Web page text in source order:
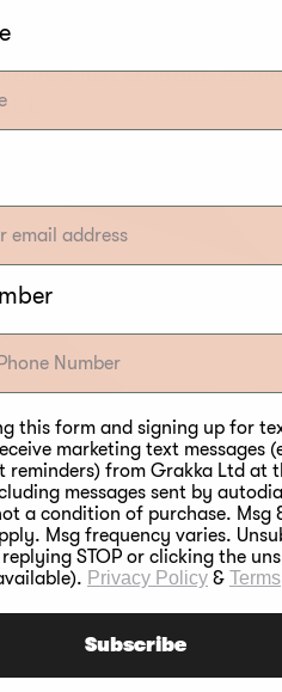
van een koe. Het is
de rijke,
niet schaadt.
this form and signing up for
marketing text messages
reminders) from Grakka Ltd at
messages sent by
a condition of purchase. Msg
Msg frequency varies.
STOP or clicking the
Privacy Policy & Terms
Subscribe